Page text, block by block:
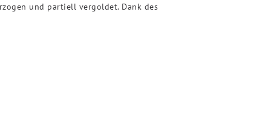
und partiell vergoldet. Dank des